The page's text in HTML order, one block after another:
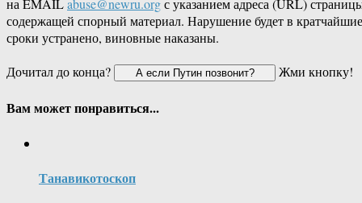
на EMAILabuse@newru.orgс указанием адреса (URL)
содержащей спорный материал. Нарушение будет в кратчайшие
сроки устранено, виновные наказаны.
Дочитал до конца?
Жми кнопку!
Вам может понравиться...
Танавикотоскоп